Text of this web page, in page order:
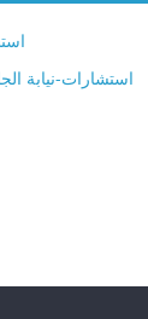
استشارات-نيابة